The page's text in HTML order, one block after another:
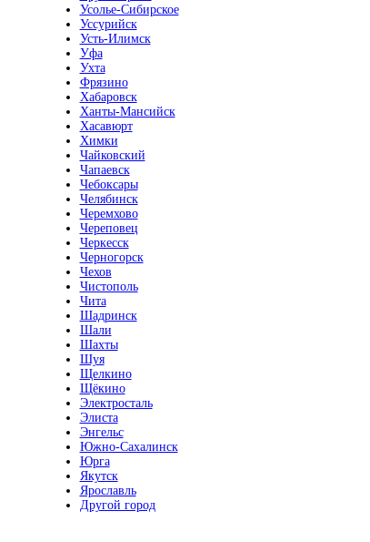
Усолье-Сибирское
Уссурийск
Усть-Илимск
Уфа
Ухта
Фрязино
Хабаровск
Ханты-Мансийск
Хасавюрт
Химки
Чайковский
Чапаевск
Чебоксары
Челябинск
Черемхово
Череповец
Черкесск
Черногорск
Чехов
Чистополь
Чита
Шадринск
Шали
Шахты
Шуя
Щелкино
Щёкино
Электросталь
Элиста
Энгельс
Южно-Сахалинск
Юрга
Якутск
Ярославль
Другой город